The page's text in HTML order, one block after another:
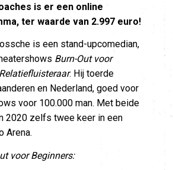
is er een online
ter waarde van 2.997 euro!
is een stand-upcomedian,
Burn-Out voor
. Hij toerde
en Nederland, goed voor
voor 100.000 man. Met beide
2020 zelfs twee keer in een
Arena.
voor Beginners: